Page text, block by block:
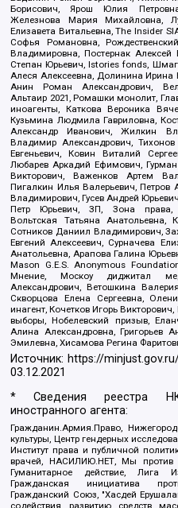
Борисович, Ярош Юлия
Железнова Мария Михайловна,
Елизавета Витальевна, The Insider
Софья Романовна,
Владимировна, Постернак Алексей
Степан Юрьевич, Istories fonds,
Алеся Алексеевна, Долинина
Анин Роман Александрович,
Альтаир 2021, Ромашки монолит,
иноагенты, Каткова Вероника
Кузьмина Людмила Гавриловна,
Александр Иванович, Жилкин
Владимир Александрович,
Евгеньевич, Ковин Виталий
Любарев Аркадий Ефимович,
Викторович, Важенков Артем
Пигалкин Илья Валерьевич, Петров
Владимирович, Гусев Андрей
Петр Юрьевич, ЗП, Зона
Вольтская Татьяна Анатольевна,
Сотников Даниил Владимирович,
Евгений Алексеевич, Сурначева
Анатольевна, Арапова Галина
Mason G.E.S. Anonymous
Мнение, Москоу диджитал
Александрович, Ветошкина
Скворцова Елена Сергеевна,
инагент, Кочетков Игорь
выборы, Нобелевский призыв,
Алина Александровна, Григорьев
Эмилевна, Хисамова Регина
Источник: https://
03.12.2021
* Сведения реестра
иностранного агента:
Гражданин.Армия.Право,
культуры, Центр гендерных
Институт права и публичной
врачей, НАСИЛИЮ.НЕТ, Мы против
Гуманитарное действие, Лига
Гражданская инициатива
Гражданский Союз, "Хасдей
содействия развитию средств